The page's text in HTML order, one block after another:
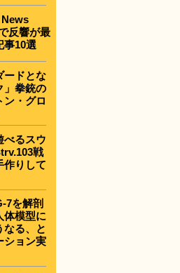
反響が最
事10選
ードとな
」拳銃の
ン・グロ
べるスウ
戦
作りして
7を解剖
体模型に
なる、と
ション実